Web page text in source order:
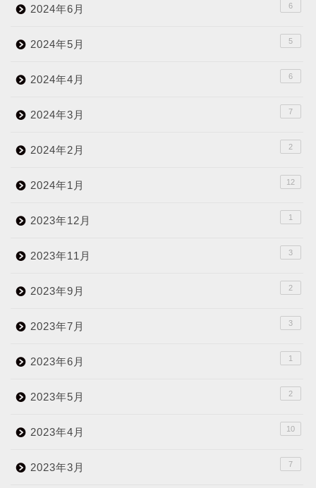
2024年6月 6
2024年5月 5
2024年4月 6
2024年3月 7
2024年2月 2
2024年1月 12
2023年12月 1
2023年11月 3
2023年9月 2
2023年7月 3
2023年6月 1
2023年5月 2
2023年4月 10
2023年3月 7